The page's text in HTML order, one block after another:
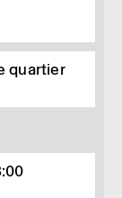
quartier